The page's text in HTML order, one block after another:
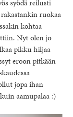
syödä reilusti
ruokaa
kohtaa
Nyt olen jo
pikku hiljaa
eroon pitkään
jopa ihan
aamupalaa :)